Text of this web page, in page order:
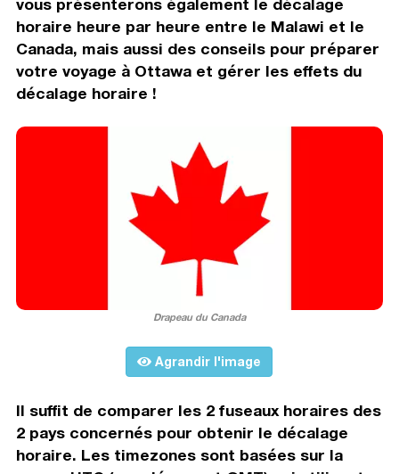
horaire heure par heure entre le Malawi et le
Canada, mais aussi des conseils pour préparer
votre voyage à Ottawa et gérer les effets du
décalage horaire !
Drapeau du Canada
Agrandir l'image
Il suffit de comparer les 2 fuseaux horaires des
2 pays concernés pour obtenir le décalage
horaire. Les timezones sont basées sur la